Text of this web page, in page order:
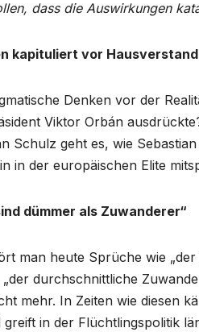
dass die Auswirkungen
kapituliert vor Hausverstand
Denken vor der
Viktor Orbán
Schulz geht es, wie
in der europäischen Elite
dümmer als Zuwanderer“
man heute Sprüche wie
„der durchschnittliche
mehr. In Zeiten wie diesen
in der Flüchtlingspolitik